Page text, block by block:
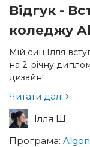
Відгук -
коледжу
Мій син Ілля
на 2-річну
дизайн!
Читати далі
Ілля Ш
Програма: